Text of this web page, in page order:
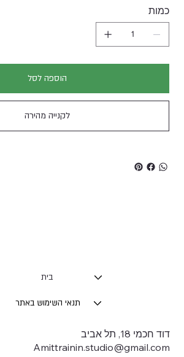
כמות
הוספה לסל
לקנייה מהירה
בית
תנאי השימוש באתר
דוד חכמי 18, תל אביב
Amittrainin.studio@gmail.com